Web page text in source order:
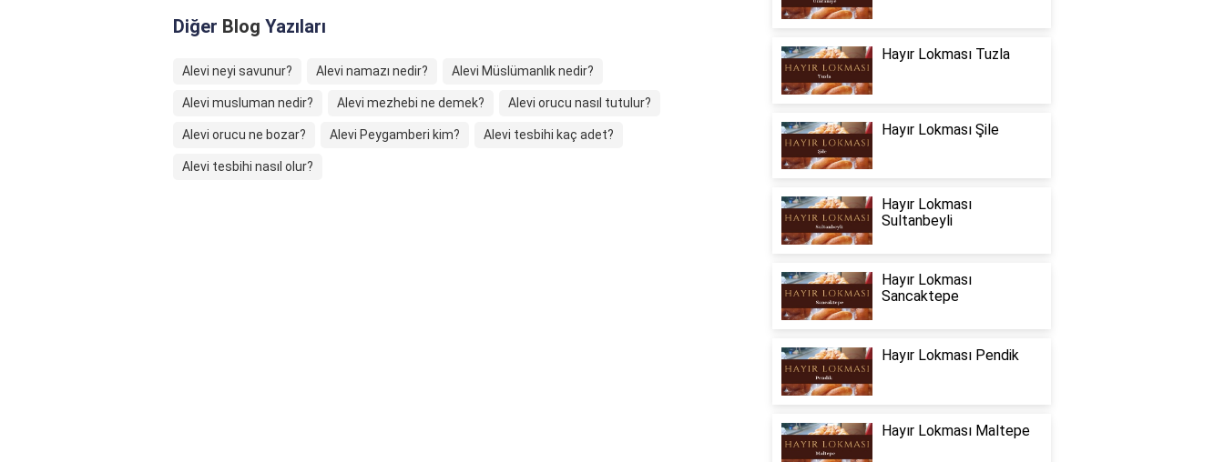
Diğer Blog Yazıları
Alevi neyi savunur? Alevi namazı nedir? Alevi Müslümanlık nedir?
Alevi musluman nedir? Alevi mezhebi ne demek? Alevi orucu nasıl tutulur?
Alevi orucu ne bozar? Alevi Peygamberi kim? Alevi tesbihi kaç adet?
Alevi tesbihi nasıl olur?
Hayır Lokması Tuzla
Hayır Lokması Şile
Hayır Lokması
Sultanbeyli
Hayır Lokması
Sancaktepe
Hayır Lokması Pendik
Hayır Lokması Maltepe